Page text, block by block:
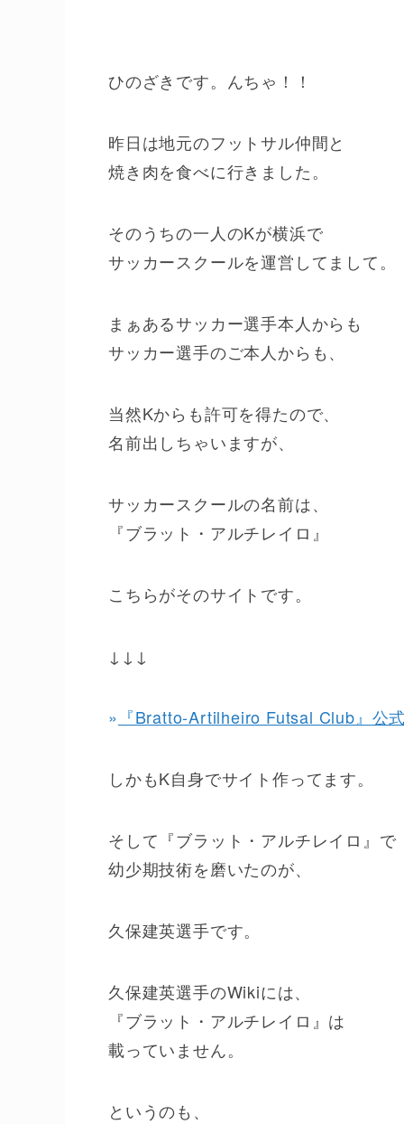
ひのざきです。んちゃ！！
昨日は地元のフットサル仲間と
焼き肉を食べに行きました。
そのうちの一人のKが横浜で
サッカースクールを運営してまして。
まぁあるサッカー選手本人からも
サッカー選手のご本人からも、
当然Kからも許可を得たので、
名前出しちゃいますが、
サッカースクールの名前は、
『ブラット・アルチレイロ』
こちらがそのサイトです。
↓↓↓
» 『Bratto-Artilheiro Futsal Club』公
しかもK自身でサイト作ってます。
そして『ブラット・アルチレイロ』で
幼少期技術を磨いたのが、
久保建英選手です。
久保建英選手のWikiには、
『ブラット・アルチレイロ』は
載っていません。
というのも、